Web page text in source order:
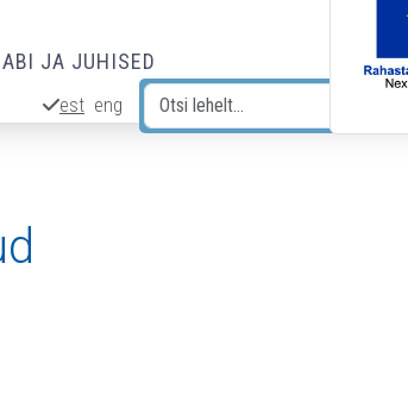
ABI JA JUHISED
est eng